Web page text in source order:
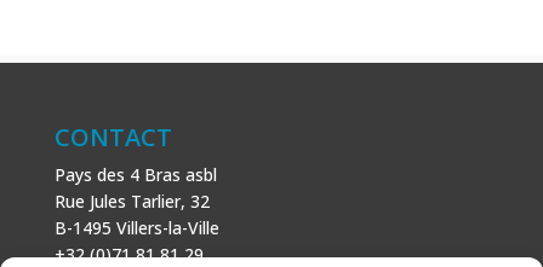
CONTACT
Pays des 4 Bras asbl
Rue Jules Tarlier, 32
B-1495 Villers-la-Ville
+32 (0)71 81 81 29